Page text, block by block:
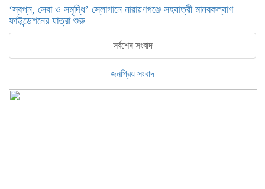
‘স্বপ্ন, সেবা ও সমৃদ্ধি’ স্লোগানে নারায়ণগঞ্জে সহযাত্রী মানবকল্যাণ
ফাউন্ডেশনের যাত্রা শুরু
সর্বশেষ সংবাদ
জনপ্রিয় সংবাদ